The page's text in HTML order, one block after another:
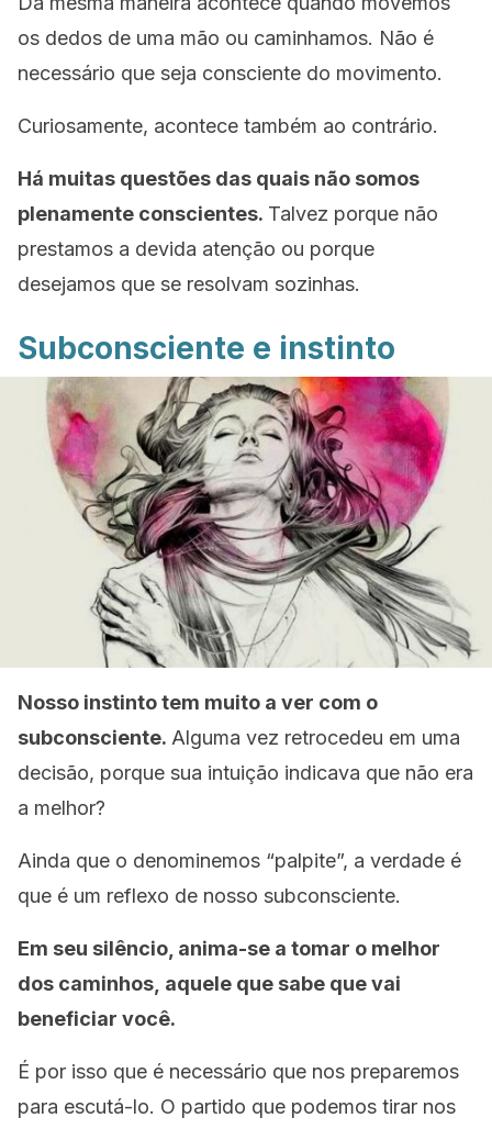
os dedos de uma mão ou caminhamos. Não é
necessário que seja consciente do movimento.
Curiosamente, acontece também ao contrário.
Há muitas questões das quais não somos
plenamente conscientes. Talvez porque não
prestamos a devida atenção ou porque
desejamos que se resolvam sozinhas.
Subconsciente e instinto
Nosso instinto tem muito a ver com o
subconsciente. Alguma vez retrocedeu em uma
decisão, porque sua intuição indicava que não era
a melhor?
Ainda que o denominemos “palpite”, a verdade é
que é um reflexo de nosso subconsciente.
Em seu silêncio, anima-se a tomar o melhor
dos caminhos, aquele que sabe que vai
beneficiar você.
É por isso que é necessário que nos preparemos
para escutá-lo. O partido que podemos tirar nos